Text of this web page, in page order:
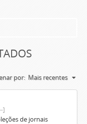
por: Mais recentes
]
de jornais